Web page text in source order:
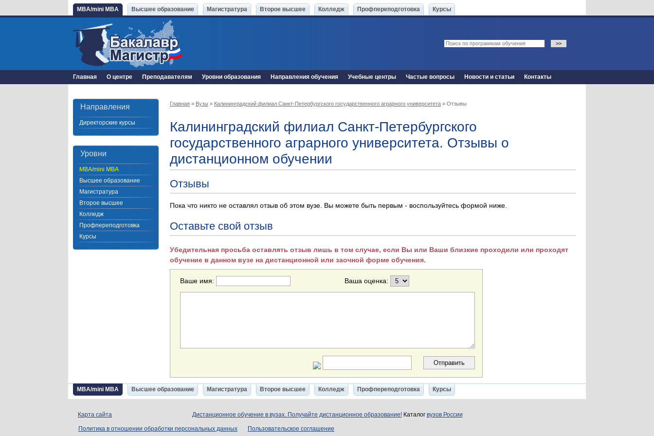
MBA/mini MBA Высшее образование Магистратура Второе высшее Колледж Профпереподготовка Курсы
Главная О центре Преподавателям Уровни образования Направления обучения Учебные центры Частые вопросы Новости и статьи Контакты
Направления
Директорские курсы
Уровни
MBA/mini MBA
Высшее образование
Магистратура
Второе высшее
Колледж
Профпереподготовка
Курсы
Главная » Вузы » Калининградский филиал Санкт-Петербургского государственного аграрного университета » Отзывы
Калининградский филиал Санкт-Петербургского
государственного аграрного университета. Отзывы о
дистанционном обучении
Отзывы
Пока что никто не оставлял отзыв об этом вузе. Вы можете быть первым - воспользуйтесь формой ниже.
Оставьте свой отзыв
Убедительная просьба оставлять отзыв лишь в том случае, если Вы или Ваши близкие проходили или проходят
обучение в данном вузе на дистанционной или заочной форме обучения.
Ваше имя: Ваша оценка:
MBA/mini MBA Высшее образование Магистратура Второе высшее Колледж Профпереподготовка Курсы
Карта сайта Дистанционное обучение в вузах. Получайте дистанционное образование!Каталог вузов России
Политика в отношении обработки персональных данных Пользовательское соглашение